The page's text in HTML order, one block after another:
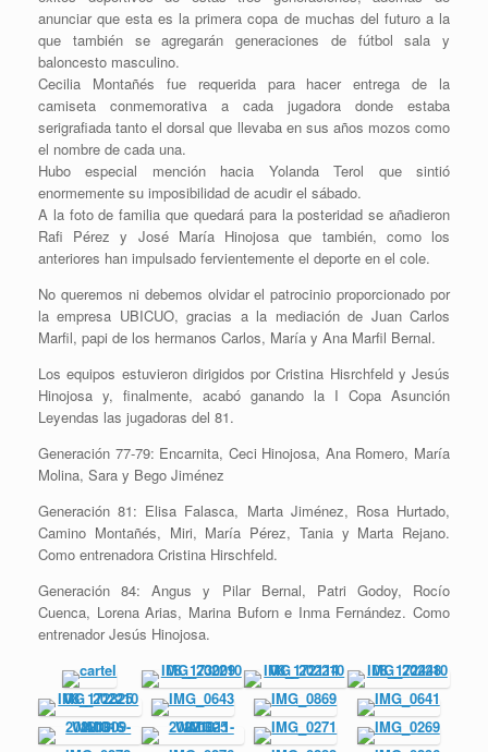
anunciar que esta es la primera copa de muchas del futuro a la
que también se agregarán generaciones de fútbol sala y
baloncesto masculino.
Cecilia Montañés fue requerida para hacer entrega de la
camiseta conmemorativa a cada jugadora donde estaba
serigrafiada tanto el dorsal que llevaba en sus años mozos como
el nombre de cada una.
Hubo especial mención hacia Yolanda Terol que sintió
enormemente su imposibilidad de acudir el sábado.
A la foto de familia que quedará para la posteridad se añadieron
Rafi Pérez y José María Hinojosa que también, como los
anteriores han impulsado fervientemente el deporte en el cole.
No queremos ni debemos olvidar el patrocinio proporcionado por
la empresa UBICUO, gracias a la mediación de Juan Carlos
Marfil, papi de los hermanos Carlos, María y Ana Marfil Bernal.
Los equipos estuvieron dirigidos por Cristina Hisrchfeld y Jesús
Hinojosa y, finalmente, acabó ganando la I Copa Asunción
Leyendas las jugadoras del 81.
Generación 77-79: Encarnita, Ceci Hinojosa, Ana Romero, María
Molina, Sara y Bego Jiménez
Generación 81: Elisa Falasca, Marta Jiménez, Rosa Hurtado,
Camino Montañés, Miri, María Pérez, Tania y Marta Rejano.
Como entrenadora Cristina Hirschfeld.
Generación 84: Angus y Pilar Bernal, Patri Godoy, Rocío
Cuenca, Lorena Arias, Marina Buforn e Inma Fernández. Como
entrenador Jesús Hinojosa.